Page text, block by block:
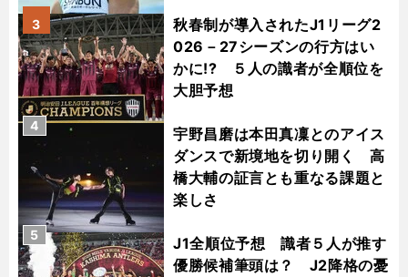
秋春制が導入されたJ1リーグ2
026－27シーズンの行方はい
かに!? ５人の識者が全順位を
大胆予想
3
宇野昌磨は本田真凜とのアイス
ダンスで新境地を切り開く 高
橋大輔の証言とも重なる課題と
楽しさ
4
J1全順位予想 識者５人が推す
優勝候補筆頭は？ J2降格の憂
5